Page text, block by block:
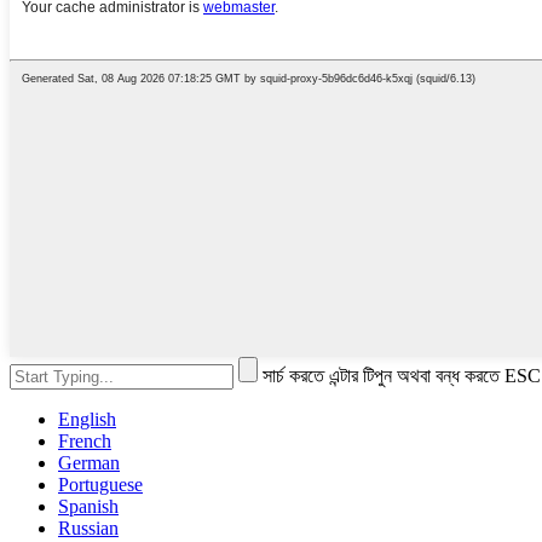
সার্চ করতে এন্টার টিপুন অথবা বন্ধ করতে
English
French
German
Portuguese
Spanish
Russian